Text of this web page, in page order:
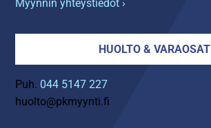
Myynnin yhteystiedot ›
HUOLTO & VARAOSAT
Puh. 044 5147 227
huolto@pkmyynti.fi